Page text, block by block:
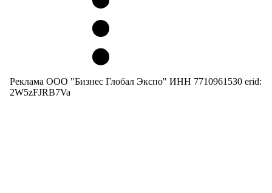
Реклама ООО "Бизнес Глобал Экспо" ИНН 7710961530 erid:
2W5zFJRB7Va